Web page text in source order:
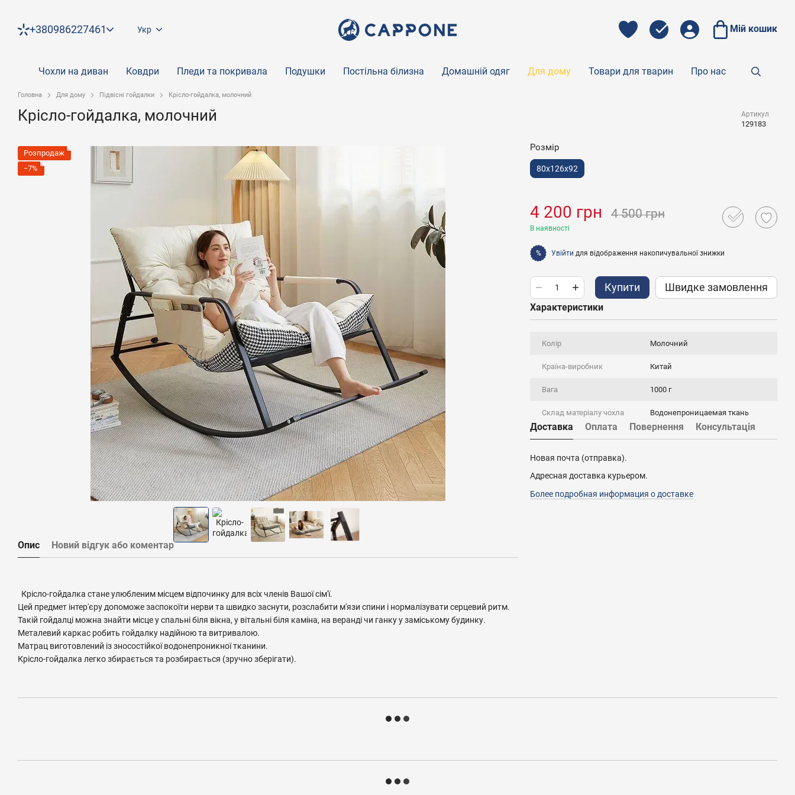
+380986227461 Укр Мій кошик
Чохли на диван Ковдри Пледи та покривала Подушки Постільна білизна Домашній одяг Для дому Товари для тварин Про нас
Головна Для дому Підвісні гойдалки Крісло-гойдалка, молочний
Крісло-гойдалка, молочний Артикул
129183
Розпродаж
−7%
Опис Новий відгук або коментар
Крісло-гойдалка стане улюбленим місцем відпочинку для всіх членів Вашої сім'ї.
Цей предмет інтер'єру допоможе заспокоїти нерви та швидко заснути, розслабити м'язи спини і нормалізувати серцевий ритм.
Такій гойдалці можна знайти місце у спальні біля вікна, у вітальні біля каміна, на веранді чи ганку у заміському будинку.
Металевий каркас робить гойдалку надійною та витривалою.
Матрац виготовлений із зносостійкої водонепроникної тканини.
Крісло-гойдалка легко збирається та розбирається (зручно зберігати).
Розмір
80x126x92
4 200 грн 4 500 грн
В наявності
% Увійти для відображення накопичувальної знижки
Купити Швидке замовлення
Характеристики
Колір Молочний
Країна-виробник Китай
Вага 1000 г
Склад матеріалу чохла Водонепроницаемая ткань
Доставка Оплата Повернення Консультація
Новая почта (отправка).
Адресная доставка курьером.
Более подробная информация о доставке